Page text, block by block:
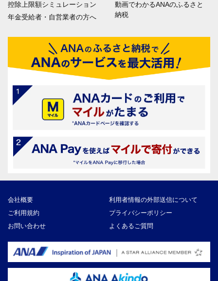
控除上限額シミュレーション
年金受給者・自営業者の方へ
動画でわかるANAのふるさと
納税
会社概要
利用者情報の外部送信について
ご利用規約
プライバシーポリシー
お問い合わせ
よくあるご質問